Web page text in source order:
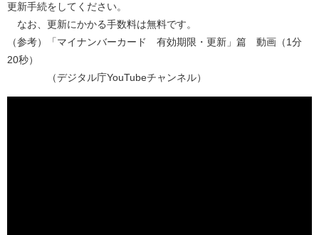
更新手続をしてください。
なお、更新にかかる手数料は無料です。
（参考）「マイナンバーカード 有効期限・更新」篇 動画（1分
20秒）
（デジタル庁YouTubeチャンネル）